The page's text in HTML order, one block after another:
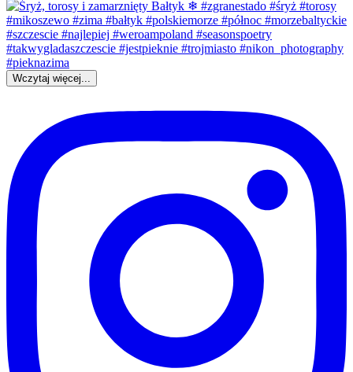
Wczytaj więcej...